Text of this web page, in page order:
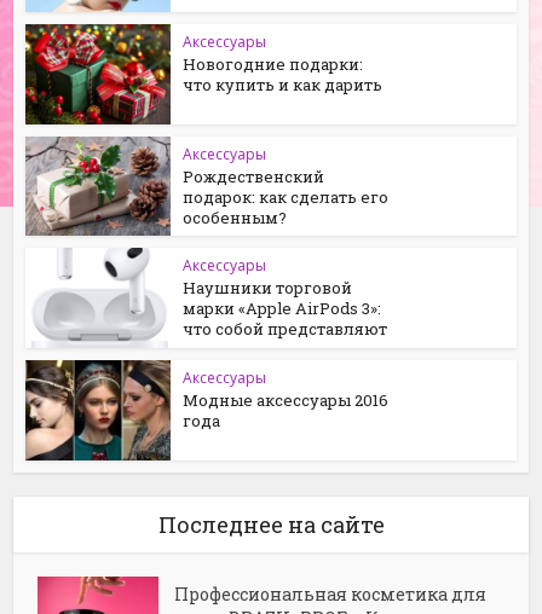
Аксессуары
Новогодние подарки:
что купить и как дарить
Аксессуары
Рождественский
подарок: как сделать его
особенным?
Аксессуары
Наушники торговой
марки «Apple AirPods 3»:
что собой представляют
Аксессуары
Модные аксессуары 2016
года
Последнее на сайте
Профессиональная косметика для